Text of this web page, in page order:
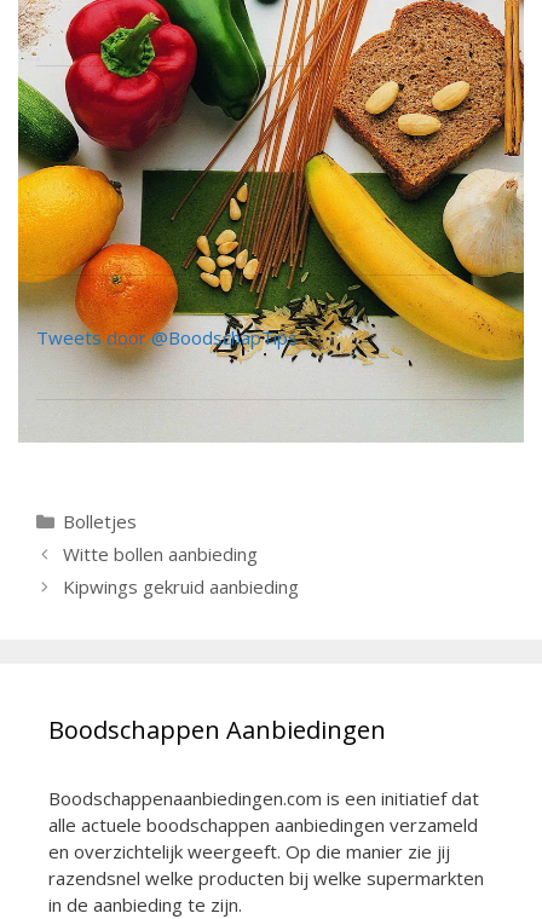
Tweets door @BoodschapTips
Categorieën
Bolletjes
Berichtnavigatie
Witte bollen aanbieding
Kipwings gekruid aanbieding
Boodschappen Aanbiedingen
Boodschappenaanbiedingen.com is een initiatief dat
alle actuele boodschappen aanbiedingen verzameld
en overzichtelijk weergeeft. Op die manier zie jij
razendsnel welke producten bij welke supermarkten
in de aanbieding te zijn.